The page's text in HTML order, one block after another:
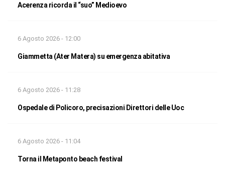
Acerenza ricorda il “suo” Medioevo
6 Agosto 2026 - 12:00
Giammetta (Ater Matera) su emergenza abitativa
6 Agosto 2026 - 11:28
Ospedale di Policoro, precisazioni Direttori delle Uoc
6 Agosto 2026 - 11:04
Torna il Metaponto beach festival